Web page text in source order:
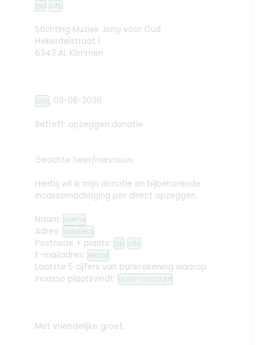
zip city
Stichting Muziek Jong voor Oud
Hekerdelstraat 1
6343 AL Klimmen
city, 09-08-2026
Betreft: opzeggen donatie
Geachte heer/mevrouw,
Hierbij wil ik mijn donatie en bijbehorende
incassomachtiging per direct opzeggen.
Naam: name
Adres: address
Postcode + plaats: zip city
E-mailadres: email
Laatste 5 cijfers van bankrekening waarop
incasso plaatsvindt: bank-account
Met vriendelijke groet,